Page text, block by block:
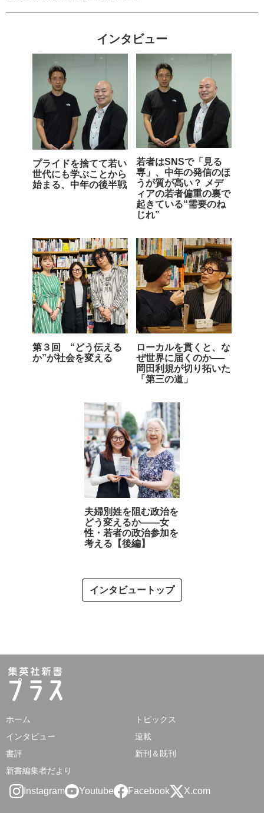
インタビュー
プライドを捨てて若い
世代にも学ぶことから
始まる、中年の後半戦
若者はSNSで「見る
専」、中年の発信のほ
うが質が高い？ メデ
ィアの若者偏重の裏で
起きている“需要のね
じれ”
第３回 “どう伝える
か”が社会を変える
ローカルを貫くと、な
ぜ世界に届くのか──
岡田利規が切り拓いた
「第三の道」
夫婦別姓を阻む政治を
どう変えるか――女
性・若者の政治参加を
考える【後編】
インタビュートップ
ホーム
トピックス
インタビュー
連載
書評
新刊＆既刊
新書編集者だより
Instagram Youtube Facebook X.com